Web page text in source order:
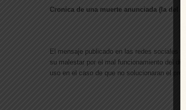
Cronica de una muerte anunciada (la del
El mensaje publicado en las redes sociales
su malestar por el mal funcionamiento del
uso en el caso de que no solucionaran el